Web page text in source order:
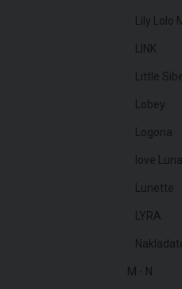
Lily
LINK
Little
Lobey
Logona
love Luna
Lunette
LYRA
M - N